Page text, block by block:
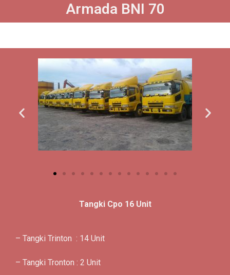
Armada BNI 70
Tangki Cpo 16 Unit
– Tangki Trinton : 14 Unit
– Tangki Tronton : 2 Unit